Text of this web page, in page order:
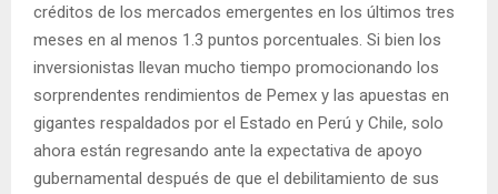
créditos de los mercados emergentes en los últimos tres
meses en al menos 1.3 puntos porcentuales. Si bien los
inversionistas llevan mucho tiempo promocionando los
sorprendentes rendimientos de Pemex y las apuestas en
gigantes respaldados por el Estado en Perú y Chile, solo
ahora están regresando ante la expectativa de apoyo
gubernamental después de que el debilitamiento de sus